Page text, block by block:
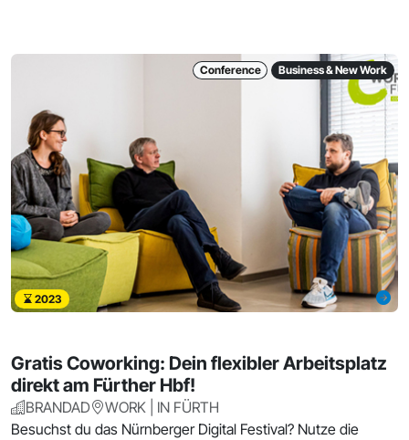
Conference Business & New Work
2023
Gratis Coworking: Dein flexibler Arbeitsplatz
direkt am Fürther Hbf!
BRANDAD
WORK | IN FÜRTH
Besuchst du das Nürnberger Digital Festival? Nutze die